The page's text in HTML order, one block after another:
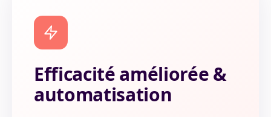
Efficacité améliorée &
automatisation